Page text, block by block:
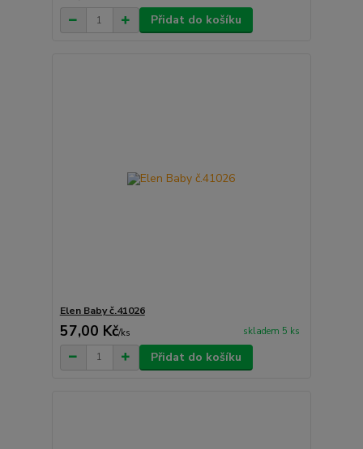
Přidat do košíku
Elen Baby č.41026
57,00 Kč/ks skladem 5 ks
Přidat do košíku